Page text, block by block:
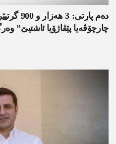
دەم
چارچۆڤەیا پێڤاژۆیا ئاشتیێ”